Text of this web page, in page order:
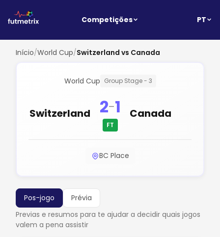
Competições PT
Início/World Cup/Switzerland vs Canada
World Cup Group Stage - 3
Switzerland 2-1
FT
Canada
BC Place
Pos-jogo
Prévia
Previas e resumos para te ajudar a decidir quais jogos
valem a pena assistir